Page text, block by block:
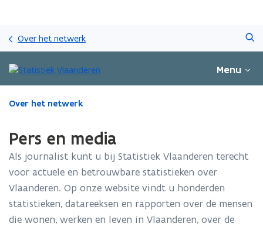
gaan
Over het netwerk
Menu
Gedaan
bevindt
op:
Pers
media
Over het netwerk
Pers en media
Als journalist kunt u bij Statistiek Vlaanderen terecht
voor actuele en betrouwbare statistieken over
Vlaanderen. Op onze website vindt u honderden
statistieken, datareeksen en rapporten over de mensen
die wonen, werken en leven in Vlaanderen, over de